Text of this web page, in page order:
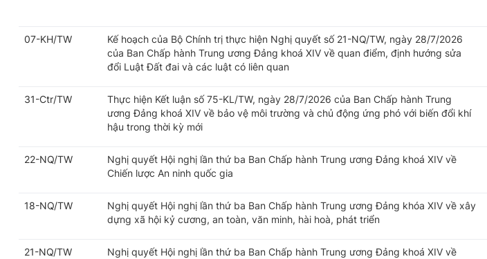
07-KH/TW
Kế hoạch của Bộ Chính trị thực hiện Nghị quyết số 21-NQ/TW, ngày 28/7/2026
của Ban Chấp hành Trung ương Đảng khoá XIV về quan điểm, định hướng sửa
đổi Luật Đất đai và các luật có liên quan
31-Ctr/TW
Thực hiện Kết luận số 75-KL/TW, ngày 28/7/2026 của Ban Chấp hành Trung
ương Đảng khoá XIV về bảo vệ môi trường và chủ động ứng phó với biến đổi khí
hậu trong thời kỳ mới
22-NQ/TW
Nghị quyết Hội nghị lần thứ ba Ban Chấp hành Trung ương Đảng khoá XIV về
Chiến lược An ninh quốc gia
18-NQ/TW
Nghị quyết Hội nghị lần thứ ba Ban Chấp hành Trung ương Đảng khóa XIV về xây
dựng xã hội kỷ cương, an toàn, văn minh, hài hoà, phát triển
21-NQ/TW
Nghị quyết Hội nghị lần thứ ba Ban Chấp hành Trung ương Đảng khoá XIV về